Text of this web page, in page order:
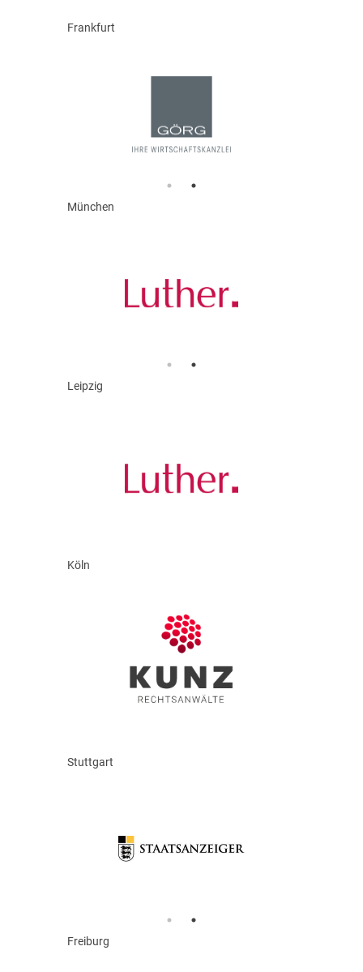
Frankfurt
München
Leipzig
Köln
Stuttgart
Freiburg